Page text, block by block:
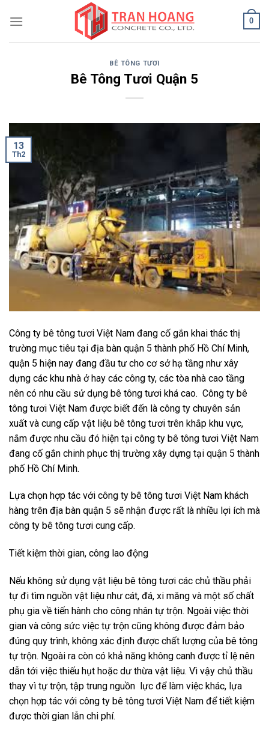
0
BÊ TÔNG TƯƠI
Bê Tông Tươi Quận 5
13
Th2
Công ty bê tông tươi Việt Nam đang cố gắn khai thác thị
trường mục tiêu tại địa bàn quận 5 thành phố Hồ Chí Minh,
quận 5 hiện nay đang đầu tư cho cơ sở hạ tầng như xây
dựng các khu nhà ở hay các công ty, các tòa nhà cao tầng
nên có nhu cầu sử dụng bê tông tươi khá cao. Công ty bê
tông tươi Việt Nam được biết đến là công ty chuyên sản
xuất và cung cấp vật liệu bê tông tươi trên khắp khu vực,
nắm được nhu cầu đó hiện tại công ty bê tông tươi Việt Nam
đang cố gắn chinh phục thị trường xây dựng tại quận 5 thành
phố Hồ Chí Minh.
Lựa chọn hợp tác với công ty bê tông tươi Việt Nam khách
hàng trên địa bàn quận 5 sẽ nhận được rất là nhiều lợi ích mà
công ty bê tông tươi cung cấp.
Tiết kiệm thời gian, công lao động
Nếu không sử dụng vật liệu bê tông tươi các chủ thầu phải
tự đi tìm nguồn vật liệu như cát, đá, xi măng và một số chất
phụ gia về tiến hành cho công nhân tự trộn. Ngoài việc thời
gian và công sức việc tự trộn cũng không được đảm bảo
đúng quy trình, không xác định được chất lượng của bê tông
tự trộn. Ngoài ra còn có khả năng không canh được tỉ lệ nên
dẫn tới việc thiếu hụt hoặc dư thừa vật liệu. Vì vậy chủ thầu
thay vì tự trộn, tập trung nguồn lực để làm việc khác, lựa
chọn hợp tác với công ty bê tông tươi Việt Nam để tiết kiệm
được thời gian lẫn chi phí.